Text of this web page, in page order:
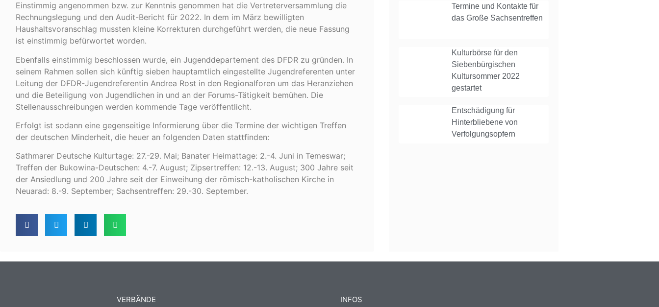
Einstimmig angenommen bzw. zur Kenntnis genommen hat die Vertreterversammlung die
Rechnungslegung und den Audit-Bericht für 2022. In dem im März bewilligten
Haushaltsvoranschlag mussten kleine Korrekturen durchgeführt werden, die neue Fassung
ist einstimmig befürwortet worden.
Ebenfalls einstimmig beschlossen wurde, ein Jugenddepartement des DFDR zu gründen. In
seinem Rahmen sollen sich künftig sieben hauptamtlich eingestellte Jugendreferenten unter
Leitung der DFDR-Jugendreferentin Andrea Rost in den Regionalforen um das Heranziehen
und die Beteiligung von Jugendlichen in und an der Forums-Tätigkeit bemühen. Die
Stellenausschreibungen werden kommende Tage veröffentlicht.
Erfolgt ist sodann eine gegenseitige Informierung über die Termine der wichtigen Treffen
der deutschen Minderheit, die heuer an folgenden Daten stattfinden:
Sathmarer Deutsche Kulturtage: 27.-29. Mai; Banater Heimattage: 2.-4. Juni in Temeswar;
Treffen der Bukowina-Deutschen: 4.-7. August; Zipsertreffen: 12.-13. August; 300 Jahre seit
der Ansiedlung und 200 Jahre seit der Einweihung der römisch-katholischen Kirche in
Neuarad: 8.-9. September; Sachsentreffen: 29.-30. September.
Termine und Kontakte für
das Große Sachsentreffen
Kulturbörse für den
Siebenbürgischen
Kultursommer 2022
gestartet
Entschädigung für
Hinterbliebene von
Verfolgungsopfern
VERBÄNDE INFOS